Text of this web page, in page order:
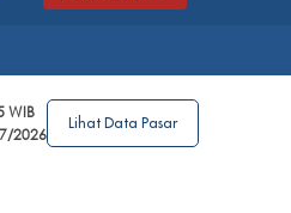
4 AGRS
62
0%
WIB
2026
Lihat Data Pasar